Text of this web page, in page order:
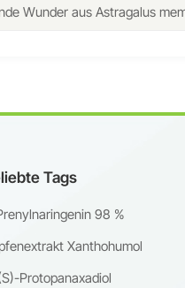
Wunder aus Astragalus
Tags
98 %
Xanthohumol
Protopanaxadiol